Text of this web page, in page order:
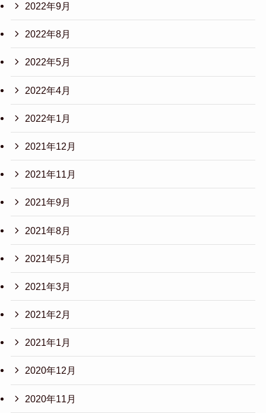
2022年9月
2022年8月
2022年5月
2022年4月
2022年1月
2021年12月
2021年11月
2021年9月
2021年8月
2021年5月
2021年3月
2021年2月
2021年1月
2020年12月
2020年11月